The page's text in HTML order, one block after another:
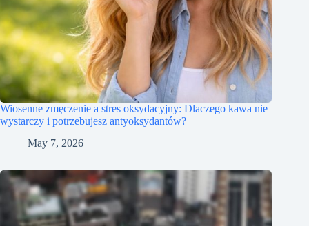
Wiosenne zmęczenie a stres oksydacyjny: Dlaczego kawa nie
wystarczy i potrzebujesz antyoksydantów?
May 7, 2026